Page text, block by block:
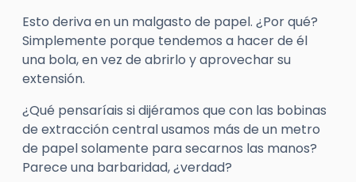
Esto deriva en un malgasto de papel. ¿Por qué?
Simplemente porque tendemos a hacer de él
una bola, en vez de abrirlo y aprovechar su
extensión.
¿Qué pensaríais si dijéramos que con las bobinas
de extracción central usamos más de un metro
de papel solamente para secarnos las manos?
Parece una barbaridad, ¿verdad?